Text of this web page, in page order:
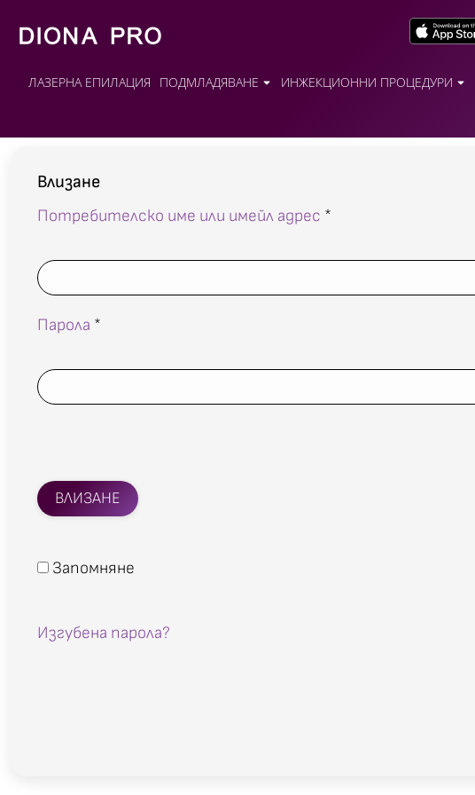
ЛАЗЕРНА ЕПИЛАЦИЯ ПОДМЛАДЯВАНЕ ИНЖЕКЦИОННИ ПРОЦЕДУРИ
Влизане
Потребителско име или имейл адрес *
Парола *
ВЛИЗАНЕ
Запомняне
Изгубена парола?